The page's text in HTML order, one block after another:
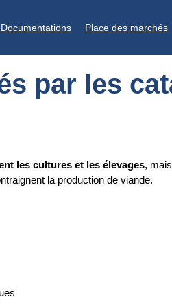
Documentations Place des marchés
par les
les cultures et les élevages,
la production de viande.